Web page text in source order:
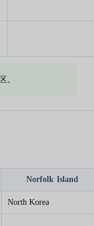
。
Norfolk Island
North Korea